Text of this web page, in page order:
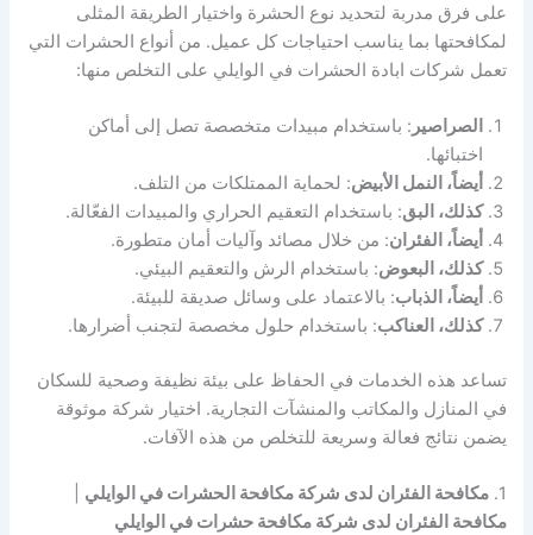
على فرق مدربة لتحديد نوع الحشرة واختيار الطريقة المثلى
لمكافحتها بما يناسب احتياجات كل عميل. من أنواع الحشرات التي
تعمل شركات ابادة الحشرات في الوايلي على التخلص منها:
الصراصير : باستخدام مبيدات متخصصة تصل إلى أماكن
اختبائها.
أيضاً، النمل الأبيض: لحماية الممتلكات من التلف.
كذلك، البق: باستخدام التعقيم الحراري والمبيدات الفعّالة.
أيضاً، الفئران: من خلال مصائد وآليات أمان متطورة.
كذلك، البعوض: باستخدام الرش والتعقيم البيئي.
أيضاً، الذباب: بالاعتماد على وسائل صديقة للبيئة.
كذلك، العناكب: باستخدام حلول مخصصة لتجنب أضرارها.
تساعد هذه الخدمات في الحفاظ على بيئة نظيفة وصحية للسكان
في المنازل والمكاتب والمنشآت التجارية. اختيار شركة موثوقة
يضمن نتائج فعالة وسريعة للتخلص من هذه الآفات.
1. مكافحة الفئران لدى شركة مكافحة الحشرات في الوايلي
مكافحة الفئران لدى شركة مكافحة حشرات في الوايلي